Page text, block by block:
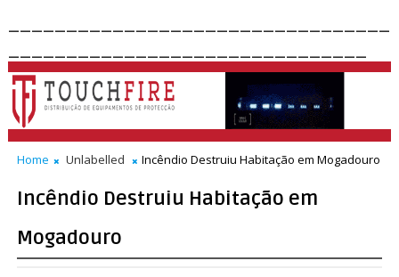
Home Unlabelled Incêndio Destruiu Habitação em Mogadouro
Incêndio Destruiu Habitação em
Mogadouro